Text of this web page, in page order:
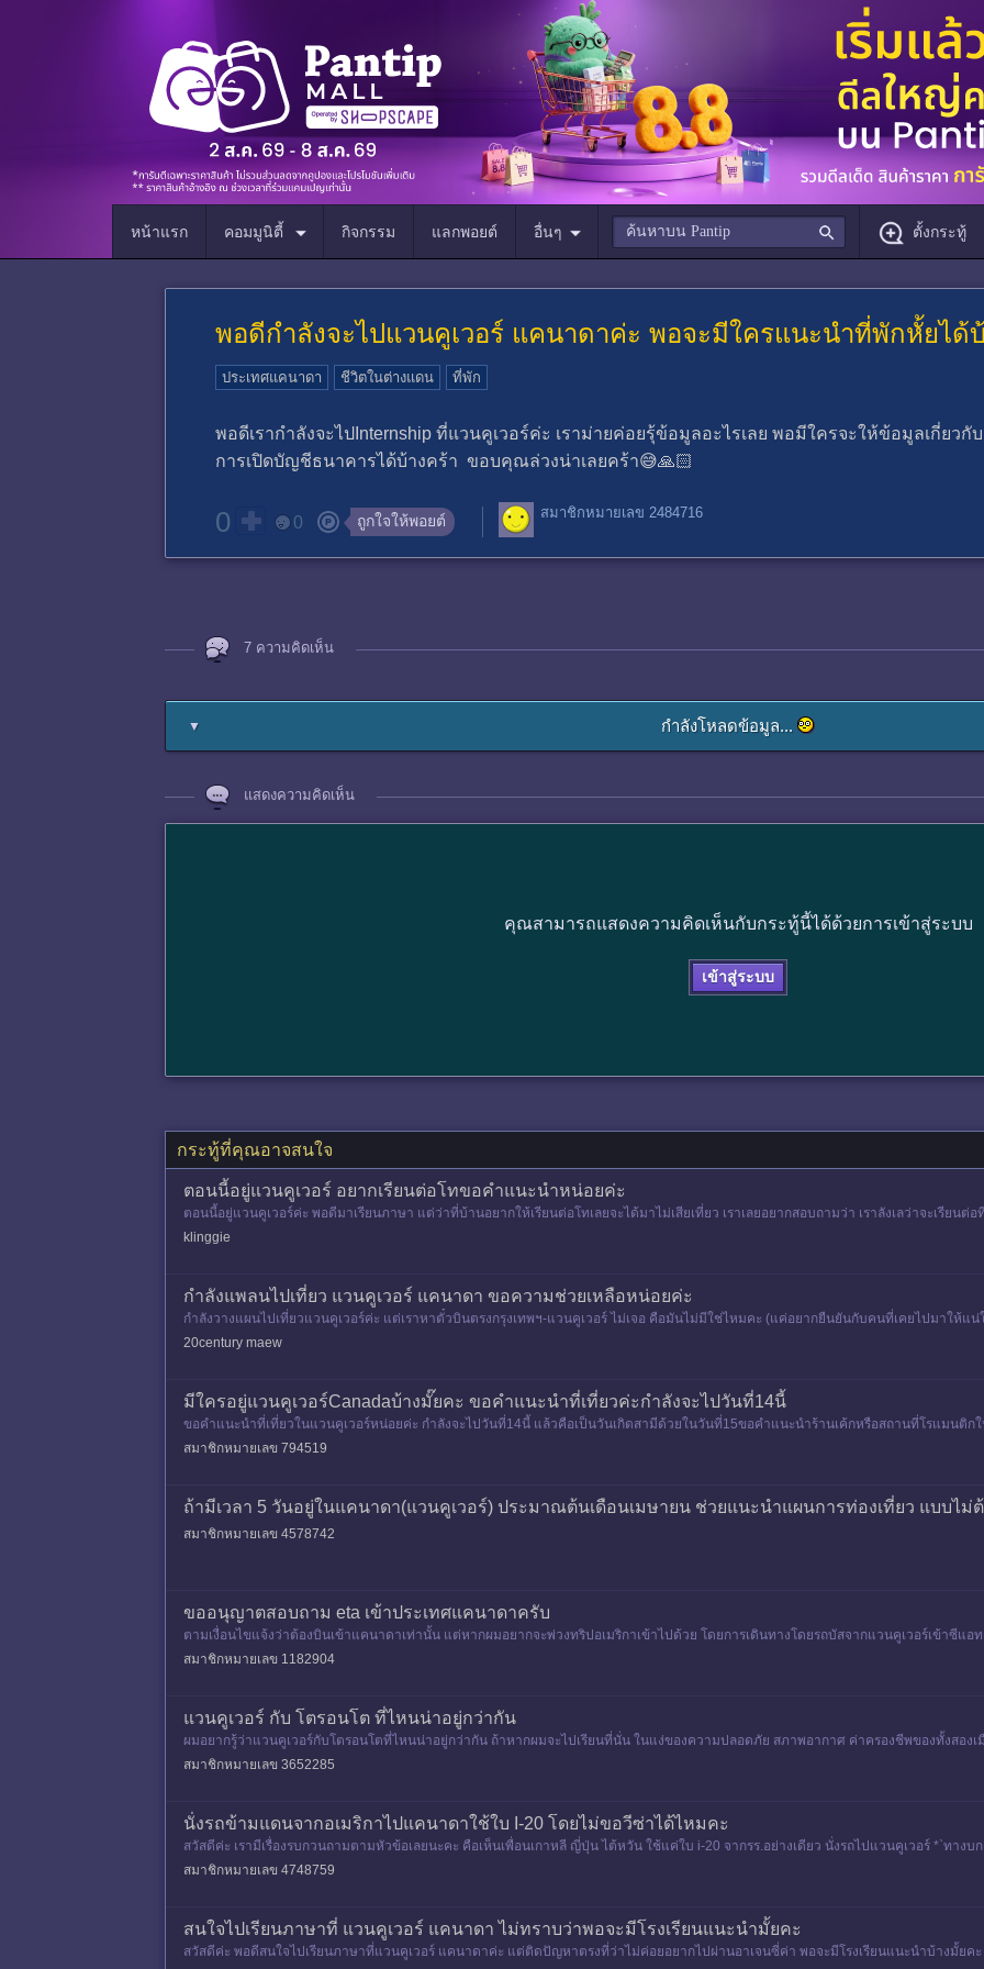
หน้าแรก คอมมูนิตี้ กิจกรรม แลกพอยต์ อื่นๆ ตั้งกระทู้
พอดีกำลังจะไปแวนคูเวอร์ แคนาดาค่ะ พอจะมีใครแนะนำที่พักหั้ยได้
ประเทศแคนาดา ชีวิตในต่างแดน ที่พัก
พอดีเรากำลังจะไปInternship ที่แวนคูเวอร์ค่ะ เราม่ายค่อยรุ้ข้อมูลอะไรเลย พอมีใครจะให้ข้อมูลเกี่ยว
การเปิดบัญชีธนาคารได้บ้างคร้า ขอบคุณล่วงน่าเลยคร้า😅🙏🏻
0 0 ถูกใจให้พอยต์ สมาชิกหมายเลข 2484716
7 ความคิดเห็น
▼ กำลังโหลดข้อมูล...
แสดงความคิดเห็น
คุณสามารถแสดงความคิดเห็นกับกระทู้นี้ได้ด้วยการเข้าสู่ระบบ
เข้าสู่ระบบ
กระทู้ที่คุณอาจสนใจ
ตอนนี้อยู่แวนคูเวอร์ อยากเรียนต่อโทขอคำแนะนำหน่อยค่ะ
ตอนนี้อยู่แวนคูเวอร์ค่ะ พอดีมาเรียนภาษา แต่ว่าที่บ้านอยากให้เรียนต่อโทเลยจะได้มาไม่เสียเที่ยว เราเลยอยากสอบถามว่า เราลังเลว่าจะเรียน
งานทำเลย แ
klinggie
กำลังแพลนไปเที่ยว แวนคูเวอร์ แคนาดา ขอความช่วยเหลือหน่อยค่ะ
กำลังวางแผนไปเที่ยวแวนคูเวอร์ค่ะ แต่เราหาตั๋วบินตรงกรุงเทพฯ-แวนคูเวอร์ ไม่เจอ คือมันไม่มีใช่ไหมคะ (แค่อยากยืนยันกับคนที่เคยไปมาให้แ
างคะ ขอบคุณสำหรับค
20century maew
มีใครอยู่แวนคูเวอร์Canadaบ้างมั๊ยคะ ขอคำแนะนำที่เที่ยวค่ะกำลังจะไปวันที่14นี้
ขอคำแนะนำที่เที่ยวในแวนคูเวอร์หน่อยค่ะ กำลังจะไปวันที่14นี้ แล้วคือเป็นวันเกิดสามีด้วยในวันที่15ขอคำแนะนำร้านเค้กหรือสถานที่โรแมนติก
สมาชิกหมายเลข 794519
ถ้ามีเวลา 5 วันอยู่ในแคนาดา(แวนคูเวอร์) ประมาณต้นเดือนเมษายน ช่วยแนะนำแผนการท่องเที่ยว แบบไม่
สมาชิกหมายเลข 4578742
ขออนุญาตสอบถาม eta เข้าประเทศแคนาดาครับ
ตามเงื่อนไขแจ้งว่าต้องบินเข้าแคนาดาเท่านั้น แต่หากผมอยากจะพ่วงทริปอเมริกาเข้าไปด้วย โดยการเดินทางโดยรถบัสจากแวนคูเวอร์เข้าซีแ
เข้าทางอากาศ แต่เราสาม
สมาชิกหมายเลข 1182904
แวนคูเวอร์ กับ โตรอนโต ที่ไหนน่าอยู่กว่ากัน
ผมอยากรู้ว่าแวนคูเวอร์กับโตรอนโตที่ไหนน่าอยู่กว่ากัน ถ้าหากผมจะไปเรียนที่นั่น ในแง่ของความปลอดภัย สภาพอากาศ ค่าครองชีพของทั้งสอง
บายมั้ย ที่ไหนแพงกว่า
สมาชิกหมายเลข 3652285
นั่งรถข้ามแดนจากอเมริกาไปแคนาดาใช้ใบ I-20 โดยไม่ขอวีซ่าได้ไหมคะ
สวัสดีค่ะ เรามีเรื่องรบกวนถามตามหัวข้อเลยนะคะ คือเห็นเพื่อนเกาหลี ญี่ปุ่น ไต้หวัน ใช้แค่ใบ i-20 จากรร.อย่างเดียว นั่งรถไปแวนคูเวอร์ *`ทางบ
าก
สมาชิกหมายเลข 4748759
สนใจไปเรียนภาษาที่ แวนคูเวอร์ แคนาดา ไม่ทราบว่าพอจะมีโรงเรียนแนะนำมั้ยคะ
สวัสดีค่ะ พอดีสนใจไปเรียนภาษาที่แวนคูเวอร์ แคนาดาค่ะ แต่ติดปัญหาตรงที่ว่าไม่ค่อยอยากไปผ่านอาเจนซี่ค่า พอจะมีโรงเรียนแนะนำบ้างมั้ยค